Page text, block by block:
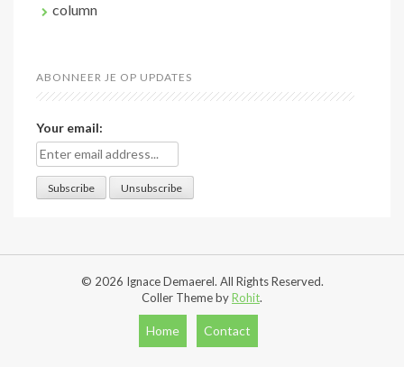
column
ABONNEER JE OP UPDATES
Your email:
© 2026 Ignace Demaerel. All Rights Reserved.
Coller Theme byRohit.
Home Contact